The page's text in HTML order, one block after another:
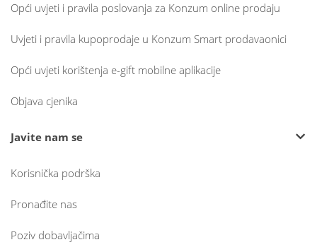
Opći uvjeti i pravila poslovanja za Konzum online prodaju
Uvjeti i pravila kupoprodaje u Konzum Smart prodavaonici
Opći uvjeti korištenja e-gift mobilne aplikacije
Objava cjenika
Javite nam se
Korisnička podrška
Pronađite nas
Poziv dobavljačima